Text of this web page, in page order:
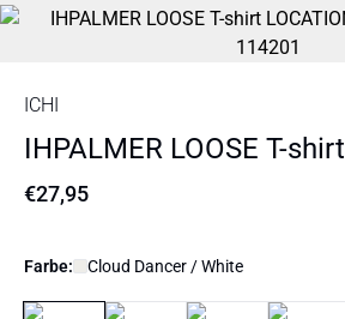
ICHI
IHPALMER LOOSE T-shirt
€27,95
Farbe: Cloud Dancer / White